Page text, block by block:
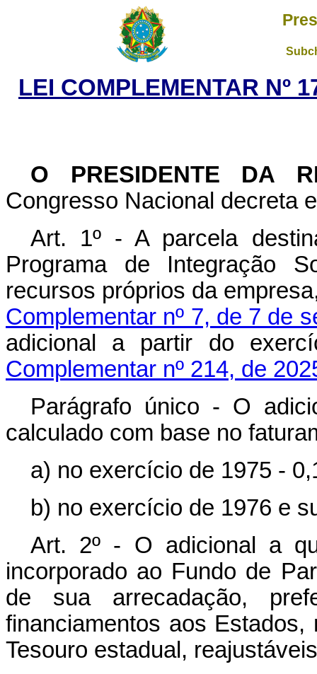
LEI COMPLEMENTAR Nº
O PRESIDENTE DA
Congresso Nacional decreta
Art. 1º - A parcela
Programa de Integração
recursos próprios da
Complementar nº 7, de 7 de
adicional a partir do
Complementar nº 214, de
Parágrafo único - O
calculado com base no
a) no exercício de 1975 -
b) no exercício de 1976 e
Art. 2º - O adicional a
incorporado ao Fundo de
de sua arrecadação,
financiamentos aos
Tesouro estadual,